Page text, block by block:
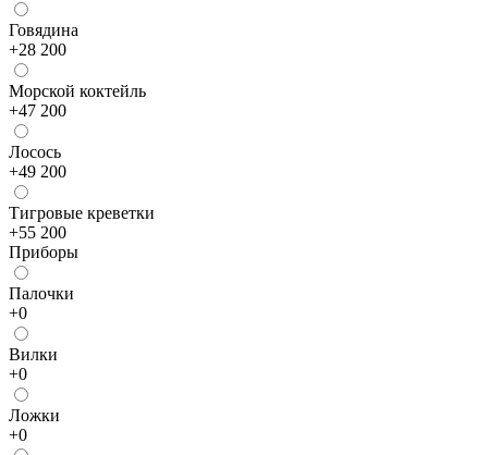
Говядина
+28 200
Морской коктейль
+47 200
Лосось
+49 200
Тигровые креветки
+55 200
Приборы
Палочки
+0
Bилки
+0
Лoжки
+0